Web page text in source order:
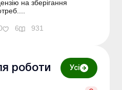
на зберігання
6 931
роботи Усі